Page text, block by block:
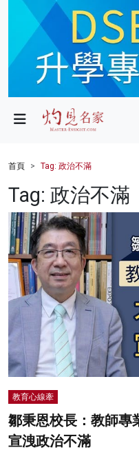
政局
財經
健康
商業
科技
影片
名家榜
灼見活動
首頁 Tag: 政治不滿
Tag: 政治不滿
教育心線牽
鄒秉恩校長：教師專
宣洩政治不滿